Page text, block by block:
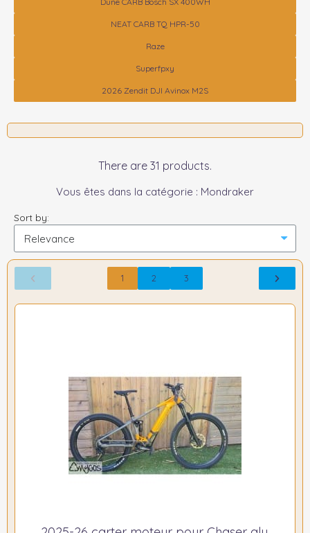
NEAT CARB TQ HPR-50
Raze
Superfpxy
2026 Zendit DJI Avinox M2S
There are 31 products.
Vous êtes dans la catégorie : Mondraker
Sort by:
1 2 3